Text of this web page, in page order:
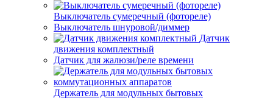
Выключатель сумеречный (фотореле)
Выключатель шнуровой/диммер
Датчик
движения комплектный
Датчик для жалюзи/реле времени
Держатель для модульных бытовых